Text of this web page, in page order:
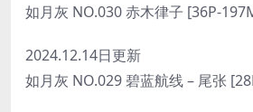
如月灰 NO.030 赤木律子 [36P-
2024.12.14日更新
如月灰 NO.029 碧蓝航线 – 尾张